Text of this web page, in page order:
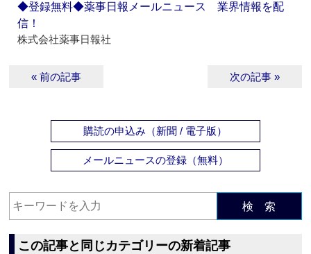
◆登録無料◆薬事日報メールニュース 業界情報を配
信！
株式会社薬事日報社
« 前の記事 次の記事 »
購読の申込み（新聞 / 電子版）
メールニュースの登録（無料）
検 索
この記事と同じカテゴリーの新着記事